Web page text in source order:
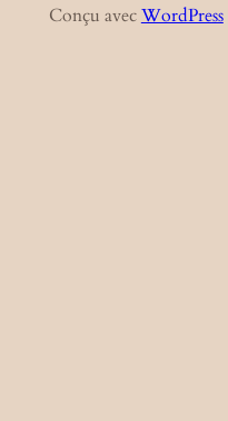
h
Conçu avecWordPress